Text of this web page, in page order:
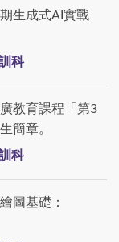
生成式AI實戰
科
教育課程「第3
簡章。
科
圖基礎：